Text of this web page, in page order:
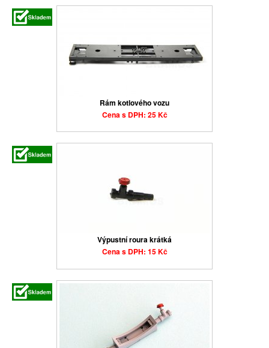
Rám kotlového vozu
Cena s DPH: 25 Kč
Výpustní roura krátká
Cena s DPH: 15 Kč